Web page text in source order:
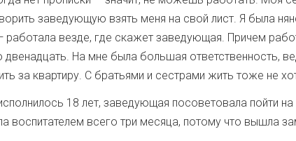
заведующую взять меня на свой лист. Я была
работала везде, где скажет заведующая. Причем
двенадцать. На мне была большая ответственность,
за квартиру. С братьями и сестрами жить тоже не
18 лет, заведующая посоветовала пойти на
воспитателем всего три месяца, потому что вышла